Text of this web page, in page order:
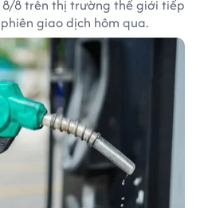
8 trên thị trường thế giới tiếp
giao dịch hôm qua.